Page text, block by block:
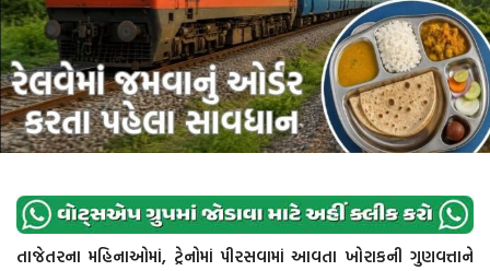
તાજેતરના મહિનાઓમાં, ટ્રેનોમાં પીરસવામાં આવતા ખોરાકની ગુણવત્તાને